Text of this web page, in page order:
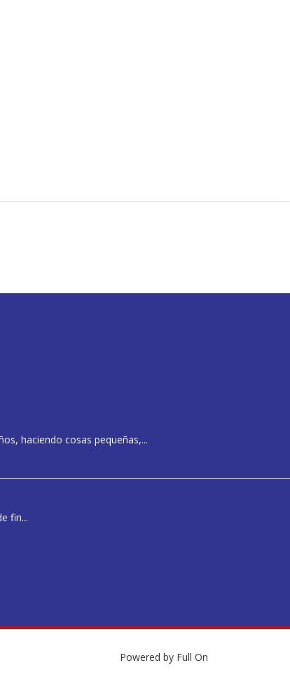
haciendo cosas pequeñas,...
fin...
Powered by Full On